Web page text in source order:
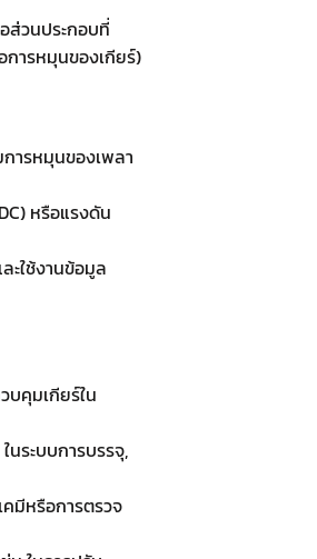
ส่วนประกอบที่
ารหมุนของเกียร์)
ารหมุนของเพลา
หรือแรงดัน
ใช้งานข้อมูล
บคุมเกียร์ใน
ระบบการบรรจุ,
มีหรือการตรวจ